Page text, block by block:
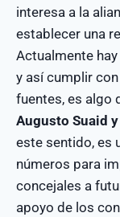
interesa a la
establecer una
Actualmente
y así cumplir
fuentes, es algo
Augusto Suaid
este sentido, es
números para
concejales a
apoyo de los